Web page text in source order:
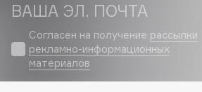
Carmex
Carolina Herrera
Catrice
Celimax
ВАША ЭЛ. ПОЧТА
Согласен на получение рассылки
рекламно-информационных
материалов